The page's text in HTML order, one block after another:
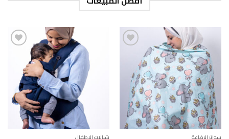
إضافة
إلى
قائمة
الرغبات
سواتر الرضاعة
إضافة
إلى
قائمة
الرغبات
شيالات الاطفال